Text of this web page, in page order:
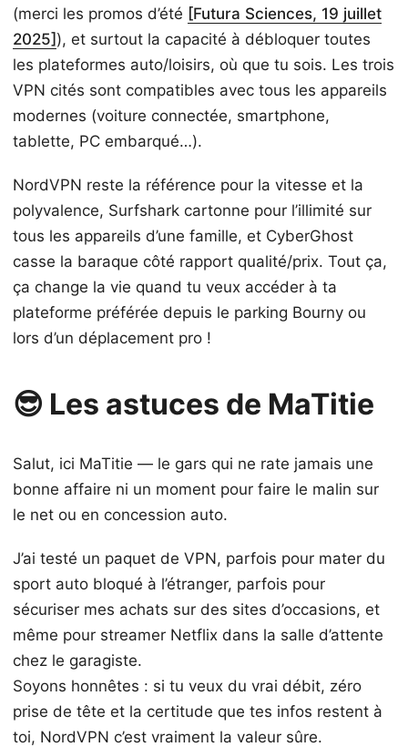
(merci les promos d’été [Futura Sciences, 19 juillet
2025]), et surtout la capacité à débloquer toutes
les plateformes auto/loisirs, où que tu sois. Les trois
VPN cités sont compatibles avec tous les appareils
modernes (voiture connectée, smartphone,
tablette, PC embarqué…).
NordVPN reste la référence pour la vitesse et la
polyvalence, Surfshark cartonne pour l’illimité sur
tous les appareils d’une famille, et CyberGhost
casse la baraque côté rapport qualité/prix. Tout ça,
ça change la vie quand tu veux accéder à ta
plateforme préférée depuis le parking Bourny ou
lors d’un déplacement pro !
😎 Les astuces de MaTitie
Salut, ici MaTitie — le gars qui ne rate jamais une
bonne affaire ni un moment pour faire le malin sur
le net ou en concession auto.
J’ai testé un paquet de VPN, parfois pour mater du
sport auto bloqué à l’étranger, parfois pour
sécuriser mes achats sur des sites d’occasions, et
même pour streamer Netflix dans la salle d’attente
chez le garagiste.
Soyons honnêtes : si tu veux du vrai débit, zéro
prise de tête et la certitude que tes infos restent à
toi, NordVPN c’est vraiment la valeur sûre.